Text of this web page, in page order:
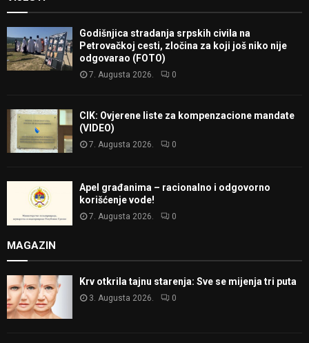
Godišnjica stradanja srpskih civila na
Petrovačkoj cesti, zločina za koji još niko nije
odgovarao (FOTO)
7. Augusta 2026. 0
CIK: Ovjerene liste za kompenzacione mandate
(VIDEO)
7. Augusta 2026. 0
Apel građanima – racionalno i odgovorno
korišćenje vode!
7. Augusta 2026. 0
MAGAZIN
Krv otkrila tajnu starenja: Sve se mijenja tri puta
3. Augusta 2026. 0